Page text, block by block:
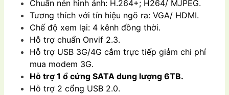
Chuẩn nén hình ảnh: H.264+; H264/ MJPEG.
Tương thích với tín hiệu ngõ ra: VGA/ HDMI.
Chế độ xem lại: 4 kênh đồng thời.
Hỗ trợ chuẩn Onvif 2.3.
Hỗ trợ USB 3G/4G cắm trực tiếp giảm chi phí
mua modem 3G.
Hỗ trợ 1 ổ cứng SATA dung lượng 6TB.
Hỗ trợ 2 cổng USB 2.0.